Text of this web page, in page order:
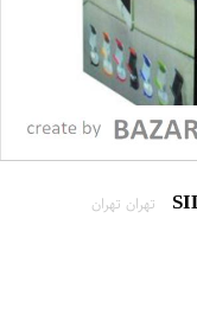
تهران تهران